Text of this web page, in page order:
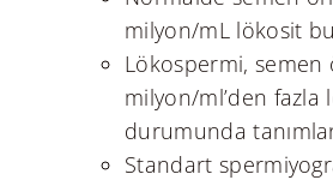
milyon/mL lökosit
Lökospermi, semen
milyon/ml’den fazla
durumunda
Standart